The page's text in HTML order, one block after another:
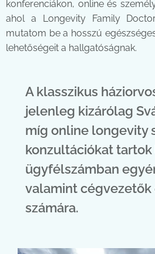
konferenciákon, online és
ahol a Longevity Family
mutatom be a hosszú
lehetőségeit a hallgatóságnak.
A klasszikus
jelenleg kizárólag
míg online longevity
konzultációkat
ügyfélszámban
valamint cégvezetők
számára.